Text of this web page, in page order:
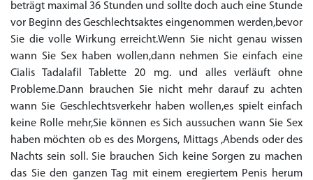
beträgt maximal 36 Stunden und sollte doch auch eine Stunde
vor Beginn des Geschlechtsaktes eingenommen werden,bevor
Sie die volle Wirkung erreicht.Wenn Sie nicht genau wissen
wann Sie Sex haben wollen,dann nehmen Sie einfach eine
Cialis Tadalafil Tablette 20 mg. und alles verläuft ohne
Probleme.Dann brauchen Sie nicht mehr darauf zu achten
wann Sie Geschlechtsverkehr haben wollen,es spielt einfach
keine Rolle mehr,Sie können es Sich aussuchen wann Sie Sex
haben möchten ob es des Morgens, Mittags ,Abends oder des
Nachts sein soll. Sie brauchen Sich keine Sorgen zu machen
das Sie den ganzen Tag mit einem eregiertem Penis herum